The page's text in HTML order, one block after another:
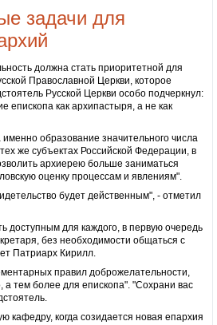
задачи для
должна стать приоритетной для
Православной Церкви, которое
Русской Церкви особо подчеркнул:
епископа как архипастыря, а не как
образование значительного числа
же субъектах Российской Федерации, в
архиерею больше заниматься
оценку процессам и явлениям".
будет действенным", - отметил
доступным для каждого, в первую очередь
без необходимости общаться с
Патриарх Кирилл.
правил доброжелательности,
тем более для епископа". "Сохрани вас
кафедру, когда созидается новая епархия